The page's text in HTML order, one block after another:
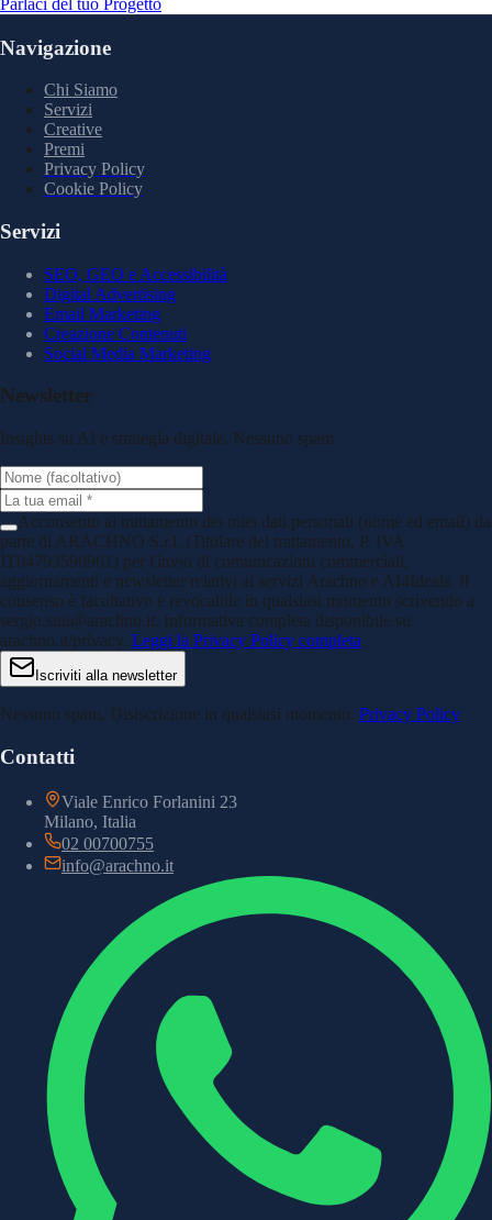
Navigazione
Chi Siamo
Servizi
Creative
Premi
Privacy Policy
Cookie Policy
Servizi
SEO, GEO e Accessibilità
Digital Advertising
Email Marketing
Creazione Contenuti
Social Media Marketing
Newsletter
Insights su AI e strategia digitale. Nessuno spam.
Nome (facoltativo)
Indirizzo email
Acconsento al trattamento dei miei dati personali (nome ed email) da
parte di ARACHNO S.r.l. (Titolare del trattamento, P. IVA
IT04793590961) per l'invio di comunicazioni commerciali,
aggiornamenti e newsletter relativi ai servizi Arachno e AI4Ideals. Il
consenso è facoltativo e revocabile in qualsiasi momento scrivendo a
sergio.sini@arachno.it. Informativa completa disponibile su
arachno.it/privacy. Leggi la Privacy Policy completa.
Iscriviti alla newsletter
Nessuno spam. Disiscrizione in qualsiasi momento. Privacy Policy
Contatti
Viale Enrico Forlanini 23
Milano, Italia
02 00700755
info@arachno.it